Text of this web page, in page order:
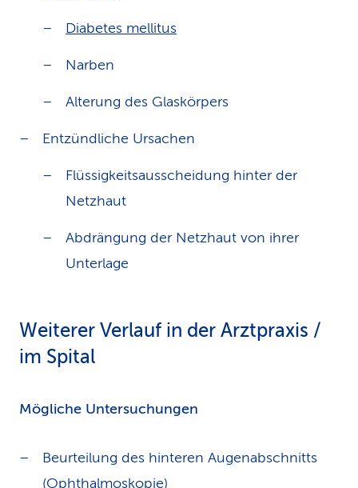
Diabetes mellitus
Narben
Alterung des Glaskörpers
Entzündliche Ursachen
Flüssigkeitsausscheidung hinter der
Netzhaut
Abdrängung der Netzhaut von ihrer
Unterlage
Weiterer Verlauf in der Arztpraxis /
im Spital
Mögliche Untersuchungen
Beurteilung des hinteren Augenabschnitts
(Ophthalmoskopie)